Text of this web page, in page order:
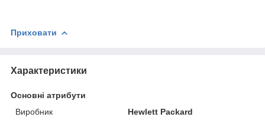
Приховати
Характеристики
Основні атрибути
Виробник
Hewlett Packard